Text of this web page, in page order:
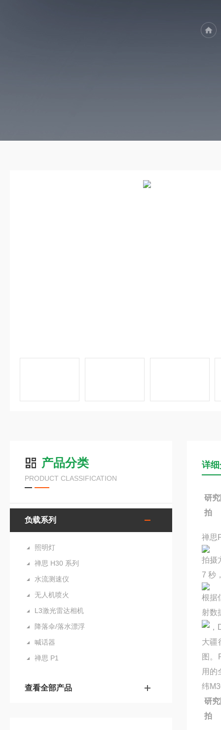
产品分类
PRODUCT CLASSIFICATION
负载系列
照明灯
禅思 H30 系列
水流测速仪
无人机喷火
L3激光雷达相机
降落伞/落水漂浮
喊话器
禅思 P1
查看全部产品
详
研
拍
禅思
拍摄
7 秒
根据
射数
大疆
图。
用的
纬
研
拍